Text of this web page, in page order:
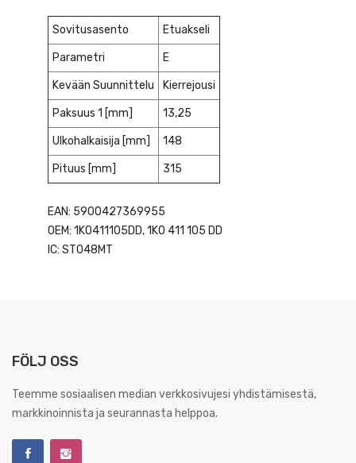
Sovitusasento Etuakseli
Parametri E
Kevään Suunnittelu Kierrejousi
Paksuus 1 [mm] 13,25
Ulkohalkaisija [mm] 148
Pituus [mm] 315
EAN: 5900427369955
OEM: 1K0411105DD, 1K0 411 105 DD
IC: ST048MT
FÖLJ OSS
Teemme sosiaalisen median verkkosivujesi yhdistämisestä,
markkinoinnista ja seurannasta helppoa.